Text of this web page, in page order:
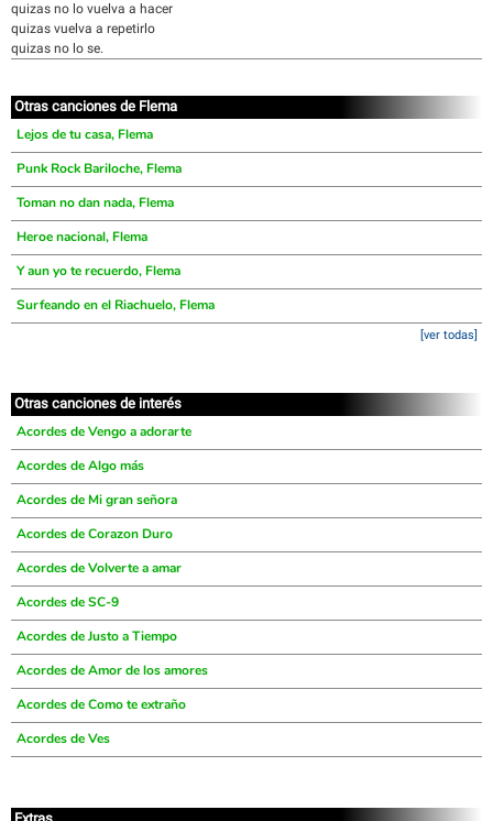
quizas no lo vuelva a hacer
quizas vuelva a repetirlo
quizas no lo se.
Otras canciones de Flema
Lejos de tu casa, Flema
Punk Rock Bariloche, Flema
Toman no dan nada, Flema
Heroe nacional, Flema
Y aun yo te recuerdo, Flema
Surfeando en el Riachuelo, Flema
[ver todas]
Otras canciones de interés
Acordes de Vengo a adorarte
Acordes de Algo más
Acordes de Mi gran señora
Acordes de Corazon Duro
Acordes de Volverte a amar
Acordes de SC-9
Acordes de Justo a Tiempo
Acordes de Amor de los amores
Acordes de Como te extraño
Acordes de Ves